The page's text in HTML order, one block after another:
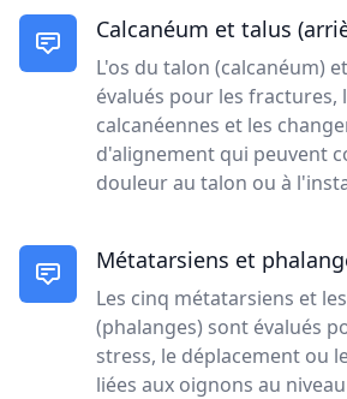
Calcanéum et talus
L'os du talon (calcanéum)
évalués pour les fractures,
calcanéennes et les
d'alignement qui peuvent
douleur au talon ou à
Métatarsiens et
Les cinq métatarsiens et
(phalanges) sont évalués
stress, le déplacement ou
liées aux oignons au